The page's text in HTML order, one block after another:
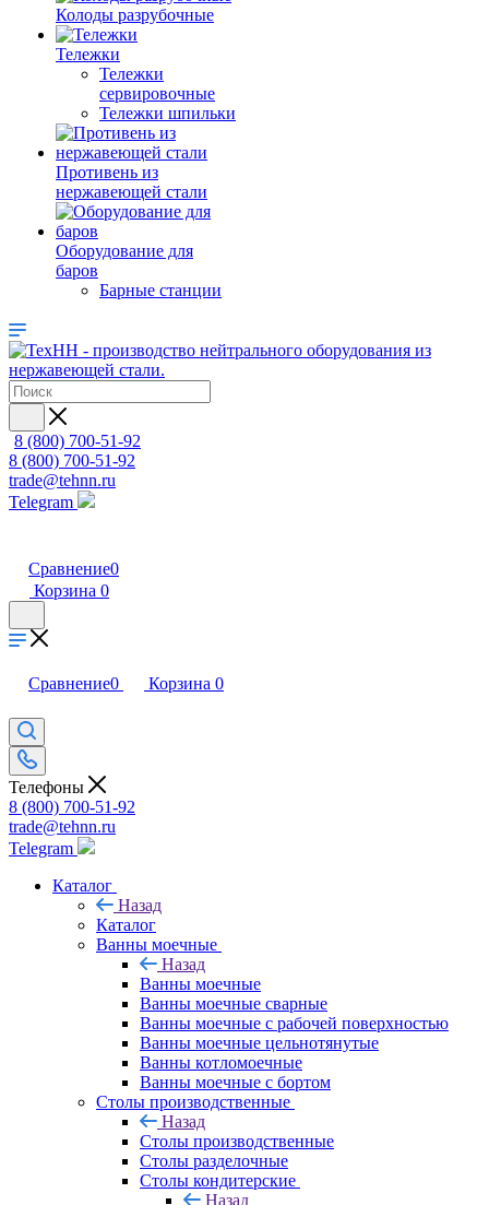
Колоды разрубочные
Тележки
Тележки
сервировочные
Тележки шпильки
Противень из
нержавеющей стали
Оборудование для
баров
Барные станции
8 (800) 700-51-92
8 (800) 700-51-92
trade@tehnn.ru
Telegram
Сравнение0
Корзина 0
Сравнение0 Корзина 0
Телефоны
8 (800) 700-51-92
trade@tehnn.ru
Telegram
Каталог
Назад
Каталог
Ванны моечные
Назад
Ванны моечные
Ванны моечные сварные
Ванны моечные с рабочей поверхностью
Ванны моечные цельнотянутые
Ванны котломоечные
Ванны моечные с бортом
Столы производственные
Назад
Столы производственные
Столы разделочные
Столы кондитерские
Назад